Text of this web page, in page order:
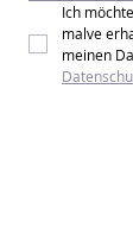
Ich
malve